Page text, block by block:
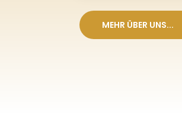
MEHR ÜBER UNS...